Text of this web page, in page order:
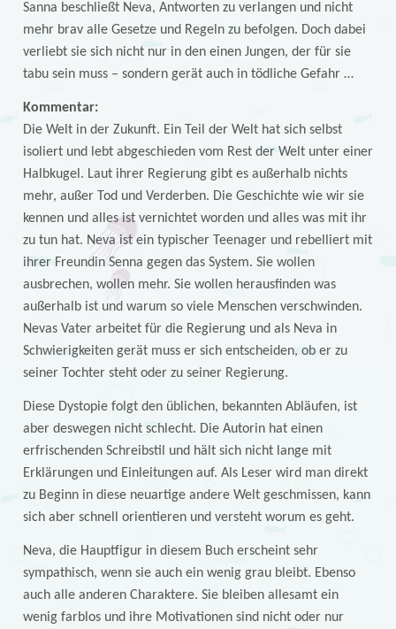
Sanna beschließt Neva, Antworten zu verlangen und nicht
mehr brav alle Gesetze und Regeln zu befolgen. Doch dabei
verliebt sie sich nicht nur in den einen Jungen, der für sie
tabu sein muss – sondern gerät auch in tödliche Gefahr …
Kommentar:
Die Welt in der Zukunft. Ein Teil der Welt hat sich selbst
isoliert und lebt abgeschieden vom Rest der Welt unter einer
Halbkugel. Laut ihrer Regierung gibt es außerhalb nichts
mehr, außer Tod und Verderben. Die Geschichte wie wir sie
kennen und alles ist vernichtet worden und alles was mit ihr
zu tun hat. Neva ist ein typischer Teenager und rebelliert mit
ihrer Freundin Senna gegen das System. Sie wollen
ausbrechen, wollen mehr. Sie wollen herausfinden was
außerhalb ist und warum so viele Menschen verschwinden.
Nevas Vater arbeitet für die Regierung und als Neva in
Schwierigkeiten gerät muss er sich entscheiden, ob er zu
seiner Tochter steht oder zu seiner Regierung.
Diese Dystopie folgt den üblichen, bekannten Abläufen, ist
aber deswegen nicht schlecht. Die Autorin hat einen
erfrischenden Schreibstil und hält sich nicht lange mit
Erklärungen und Einleitungen auf. Als Leser wird man direkt
zu Beginn in diese neuartige andere Welt geschmissen, kann
sich aber schnell orientieren und versteht worum es geht.
Neva, die Hauptfigur in diesem Buch erscheint sehr
sympathisch, wenn sie auch ein wenig grau bleibt. Ebenso
auch alle anderen Charaktere. Sie bleiben allesamt ein
wenig farblos und ihre Motivationen sind nicht oder nur